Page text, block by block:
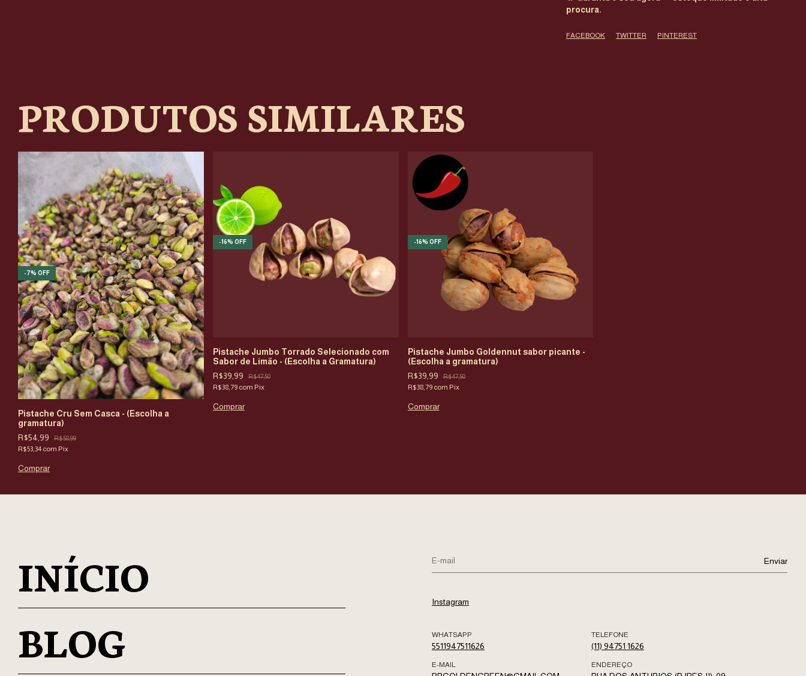
procura.
FACEBOOK TWITTER PINTEREST
PRODUTOS SIMILARES
-7% OFF
Pistache Cru Sem Casca - (Escolha a
gramatura)
R$54,99
R$58,99
R$53,34com Pix
Comprar
-16% OFF
Pistache Jumbo Torrado Selecionado com
Sabor de Limão - (Escolha a Gramatura)
R$39,99
R$47,50
R$38,79 com Pix
Comprar
-16% OFF
Pistache Jumbo Goldennut sabor picante -
(Escolha a gramatura)
R$39,99
R$47,50
R$38,79 com Pix
Comprar
INÍCIO
BLOG
Instagram
WHATSAPP
5511947511626
TELEFONE
(11) 94751 1626
E-MAIL ENDEREÇO